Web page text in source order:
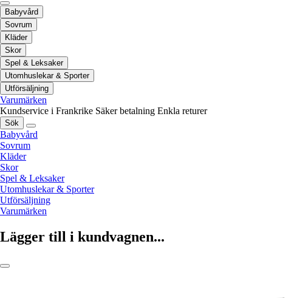
Babyvård
Sovrum
Kläder
Skor
Spel & Leksaker
Utomhuslekar & Sporter
Utförsäljning
Varumärken
Kundservice i Frankrike Säker betalning Enkla returer
Sök
Babyvård
Sovrum
Kläder
Skor
Spel & Leksaker
Utomhuslekar & Sporter
Utförsäljning
Varumärken
Lägger till i kundvagnen...